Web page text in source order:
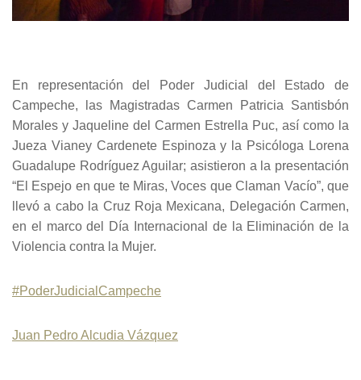
En representación del Poder Judicial del Estado de
Campeche, las Magistradas Carmen Patricia Santisbón
Morales y Jaqueline del Carmen Estrella Puc, así como la
Jueza Vianey Cardenete Espinoza y la Psicóloga Lorena
Guadalupe Rodríguez Aguilar; asistieron a la presentación
“El Espejo en que te Miras, Voces que Claman Vacío”, que
llevó a cabo la Cruz Roja Mexicana, Delegación Carmen,
en el marco del Día Internacional de la Eliminación de la
Violencia contra la Mujer.
#PoderJudicialCampeche
Juan Pedro Alcudia Vázquez